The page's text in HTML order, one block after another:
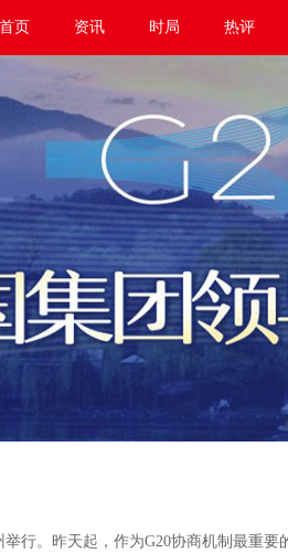
首页 资讯 时局 热评
举行。昨天起，作为G20协商机制最重